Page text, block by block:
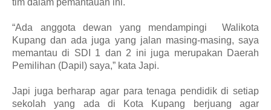
tim dalam pemantauan ini.
“Ada anggota dewan yang mendampingi
Walikota
Kupang dan ada juga yang jalan masing-masing, saya
memantau di SDI 1 dan 2 ini juga merupakan Daerah
Pemilihan (Dapil) saya,” kata Japi.
Japi juga berharap agar para tenaga pendidik di setiap
sekolah yang ada di Kota Kupang
berjuang agar